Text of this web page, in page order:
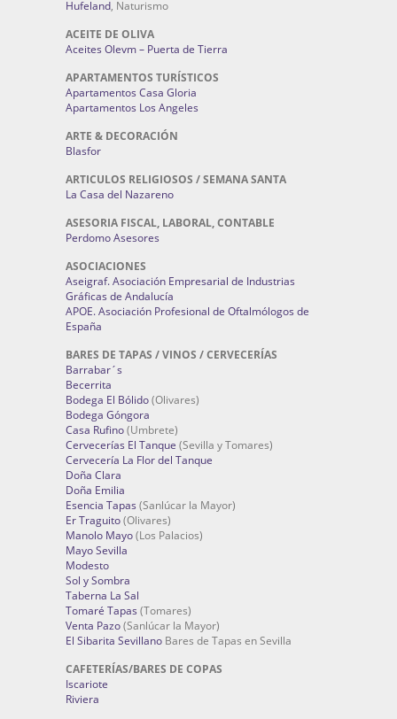
Hufeland, Naturismo
ACEITE DE OLIVA
Aceites Olevm – Puerta de Tierra
APARTAMENTOS TURÍSTICOS
Apartamentos Casa Gloria
Apartamentos Los Angeles
ARTE & DECORACIÓN
Blasfor
ARTICULOS RELIGIOSOS / SEMANA SANTA
La Casa del Nazareno
ASESORIA FISCAL, LABORAL, CONTABLE
Perdomo Asesores
ASOCIACIONES
Aseigraf. Asociación Empresarial de Industrias
Gráficas de Andalucía
APOE. Asociación Profesional de Oftalmólogos de
España
BARES DE TAPAS / VINOS / CERVECERÍAS
Barrabar´s
Becerrita
Bodega El Bólido(Olivares)
Bodega Góngora
Casa Rufino(Umbrete)
Cervecerías El Tanque (Sevilla y Tomares)
Cervecería La Flor del Tanque
Doña Clara
Doña Emilia
Esencia Tapas (Sanlúcar la Mayor)
Er Traguito(Olivares)
Manolo Mayo(Los Palacios)
Mayo Sevilla
Modesto
Sol y Sombra
Taberna La Sal
Tomaré Tapas (Tomares)
Venta Pazo(Sanlúcar la Mayor)
El Sibarita Sevillano Bares de Tapas en Sevilla
CAFETERÍAS/BARES DE COPAS
Iscariote
Riviera